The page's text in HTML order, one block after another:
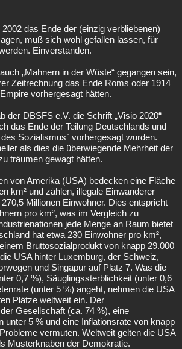
das Ende der (einzig verbliebenen)
muß sich wohl gefallen lassen, für
Einverstanden.
„Mahnern in der Wüste“ gegangen sein,
Zeitrechnung das Ende Roms oder 1914
vorhergesagt hätten.
der DBSFS e.V. die Schrift „Visio 2020“
das Ende der Teilung Deutschlands und
Sozialismus` vorhergesagt wurden.
als dies die überwiegende Mehrheit der
träumen gewagt hätten.
von Amerika (USA) bedecken eine Fläche
km² und zählen, illegale Einwanderer
Millionen Einwohner. Dies entspricht
pro km², was im Vergleich zu
jede Menge an Raum bietet
hat etwa 230 Einwohner pro km²,
Bruttosozialprodukt von knapp 29.000
USA hinter Luxemburg, der Schweiz,
und Singapur auf Platz 7. Was die
0,7 %), Säuglingssterblichkeit (unter 0,6
(unter 5 %) angeht, nehmen die USA
Plätze weltweit ein. Der
Gesellschaft (ca. 74 %), eine
unter 5 % und eine Inflationsrate von knapp
vermuten. Weltweit gelten die USA
Musterknaben der Demokratie.